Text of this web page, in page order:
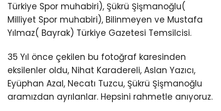
Türkiye Spor muhabiri), Şükrü Şişmanoğlu(
Milliyet Spor muhabiri), Bilinmeyen ve Mustafa
Yılmaz( Bayrak) Türkiye Gazetesi Temsilcisi.
35 Yıl önce çekilen bu fotoğraf karesinden
eksilenler oldu, Nihat Karadereli, Aslan Yazıcı,
Eyüphan Azal, Necatı Tuzcu, Şükrü Şişmanoğlu
aramızdan ayrılanlar. Hepsini rahmetle anıyoruz.